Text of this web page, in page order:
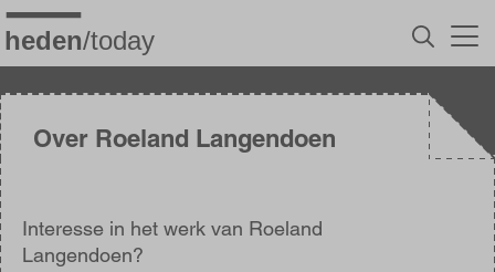
Overslaan
en
naar
inhoud
gaanOver Roeland Langendoen
Interesse in het werk van Roeland
Langendoen?